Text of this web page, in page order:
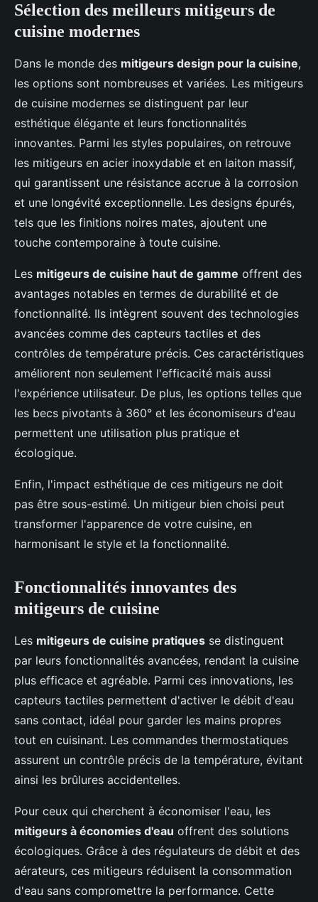
Sélection des meilleurs mitigeurs de
cuisine modernes
Dans le monde des mitigeurs design pour la cuisine,
les options sont nombreuses et variées. Les mitigeurs
de cuisine modernes se distinguent par leur
esthétique élégante et leurs fonctionnalités
innovantes. Parmi les styles populaires, on retrouve
les mitigeurs en acier inoxydable et en laiton massif,
qui garantissent une résistance accrue à la corrosion
et une longévité exceptionnelle. Les designs épurés,
tels que les finitions noires mates, ajoutent une
touche contemporaine à toute cuisine.
Les mitigeurs de cuisine haut de gamme offrent des
avantages notables en termes de durabilité et de
fonctionnalité. Ils intègrent souvent des technologies
avancées comme des capteurs tactiles et des
contrôles de température précis. Ces caractéristiques
améliorent non seulement l'efficacité mais aussi
l'expérience utilisateur. De plus, les options telles que
les becs pivotants à 360° et les économiseurs d'eau
permettent une utilisation plus pratique et
écologique.
Enfin, l'impact esthétique de ces mitigeurs ne doit
pas être sous-estimé. Un mitigeur bien choisi peut
transformer l'apparence de votre cuisine, en
harmonisant le style et la fonctionnalité.
Fonctionnalités innovantes des
mitigeurs de cuisine
Les mitigeurs de cuisine pratiques se distinguent
par leurs fonctionnalités avancées, rendant la cuisine
plus efficace et agréable. Parmi ces innovations, les
capteurs tactiles permettent d'activer le débit d'eau
sans contact, idéal pour garder les mains propres
tout en cuisinant. Les commandes thermostatiques
assurent un contrôle précis de la température, évitant
ainsi les brûlures accidentelles.
Pour ceux qui cherchent à économiser l'eau, les
mitigeurs à économies d'eau offrent des solutions
écologiques. Grâce à des régulateurs de débit et des
aérateurs, ces mitigeurs réduisent la consommation
d'eau sans compromettre la performance. Cette